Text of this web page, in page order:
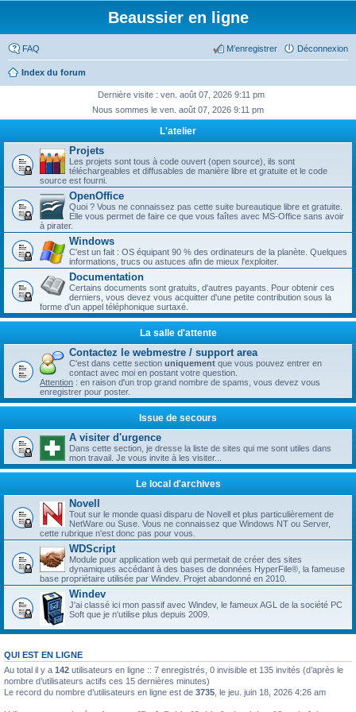
Beaussier en ligne
FAQ Déconnexion
M’enregistrer
Index du forum
Dernière visite : ven. août 07, 2026 9:11 pm
Nous sommes le ven. août 07, 2026 9:11 pm
L'atelier
Projets
Les projets sont tous à code ouvert (open source), ils sont
téléchargeables et diffusables de manière libre et gratuite et le code
source est fourni.
OpenOffice
Quoi ? Vous ne connaissez pas cette suite bureautique libre et gratuite.
Elle vous permet de faire ce que vous faîtes avec MS-Office sans avoir
à pirater.
Windows
C'est un fait : OS équipant 90 % des ordinateurs de la planète. Quelques
informations, trucs ou astuces afin de mieux l'exploiter.
Documentation
Certains documents sont gratuits, d'autres payants. Pour obtenir ces
derniers, vous devez vous acquitter d'une petite contribution sous la
forme d'un appel téléphonique surtaxé.
La salle d'attente
Contactez le webmestre / support area
C'est dans cette section uniquement que vous pouvez entrer en
contact avec moi en postant votre question.
Attention : en raison d'un trop grand nombre de spams, vous devez vous
enregistrer pour poster.
Issue de secours
A visiter d'urgence
Dans cette section, je dresse la liste de sites qui me sont utiles dans
mon travail. Je vous invite à les visiter...
Le local d'archives
Novell
Tout sur le monde quasi disparu de Novell et plus particulièrement de
NetWare ou Suse. Vous ne connaissez que Windows NT ou Server,
cette rubrique n'est donc pas pour vous.
WDScript
Module pour application web qui permetait de créer des sites
dynamiques accédant à des bases de données HyperFile®, la fameuse
base propriétaire utilisée par Windev. Projet abandonné en 2010.
Windev
J'ai classé ici mon passif avec Windev, le fameux AGL de la société PC
Soft que je n'utilise plus depuis 2009.
QUI EST EN LIGNE
Au total il y a 142 utilisateurs en ligne :: 7 enregistrés, 0 invisible et 135 invités (d’après le
nombre d’utilisateurs actifs ces 15 dernières minutes)
Le record du nombre d’utilisateurs en ligne est de 3735 , le jeu. juin 18, 2026 4:26 am